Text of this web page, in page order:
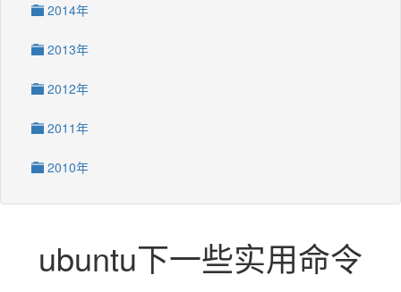
2014年
2013年
2012年
2011年
2010年
ubuntu下一些实用命令